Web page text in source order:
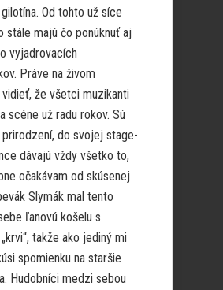
Od tohto už síce
stále majú čo ponúknuť aj
vyjadrovacích
Práve na živom
že všetci muzikanti
scéne už radu rokov. Sú
do svojej stage-
dávajú vždy všetko to,
očakávam od skúsenej
Slymák mal tento
ľanovú košelu s
takže ako jediný mi
spomienku na staršie
Hudobníci medzi sebou